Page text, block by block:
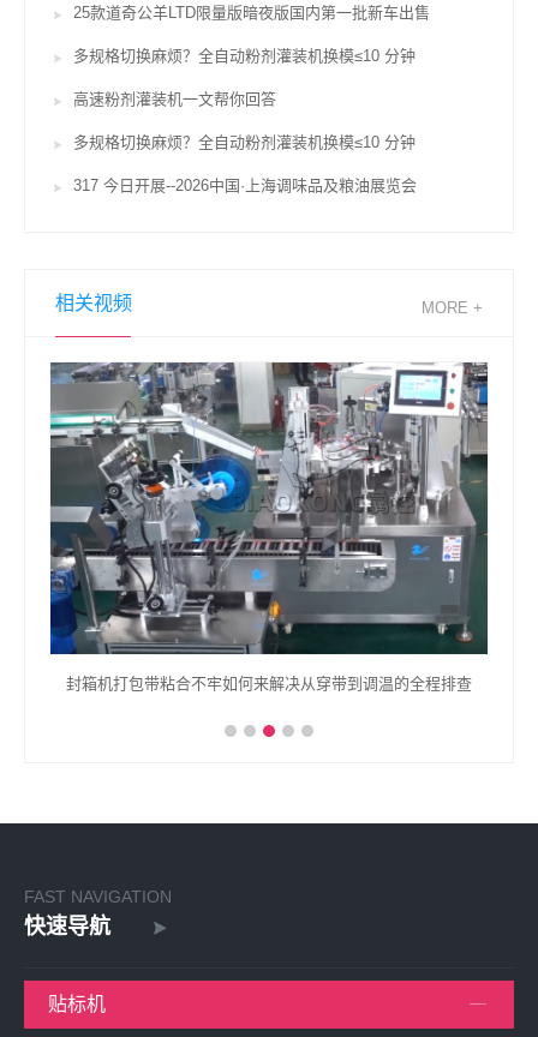
25款道奇公羊LTD限量版暗夜版国内第一批新车出售
多规格切换麻烦？全自动粉剂灌装机换模≤10 分钟
高速粉剂灌装机一文帮你回答
多规格切换麻烦？全自动粉剂灌装机换模≤10 分钟
317 今日开展--2026中国·上海调味品及粮油展览会
相关视频 MORE +
封箱机打包带粘合不牢如何来解决从穿带到调温的全程排查
FAST NAVIGATION
快速导航
贴标机